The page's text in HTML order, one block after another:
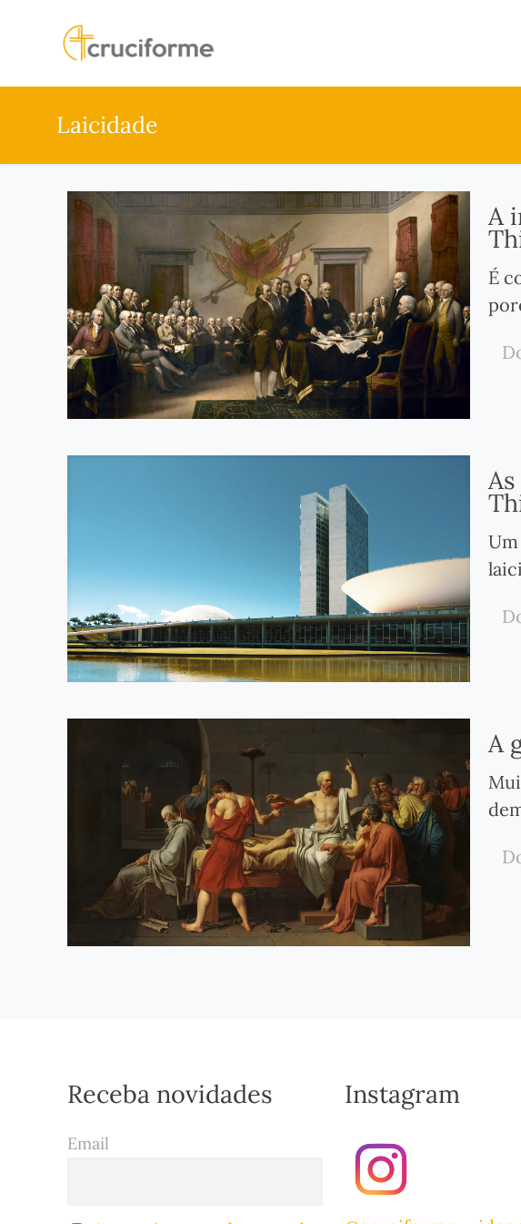
Laicidade
A
É
A
Receba novidades
Email
Instagram